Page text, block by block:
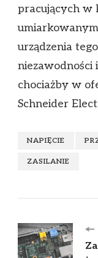
pracujących w
urządzenia
niezawodności
chociażby w
Schneider
NAPIĘCIE
ZASILANIE